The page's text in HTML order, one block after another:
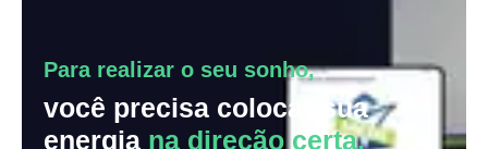
Para realizar o seu sonho,
você precisa colocar sua
energia na direção certa.